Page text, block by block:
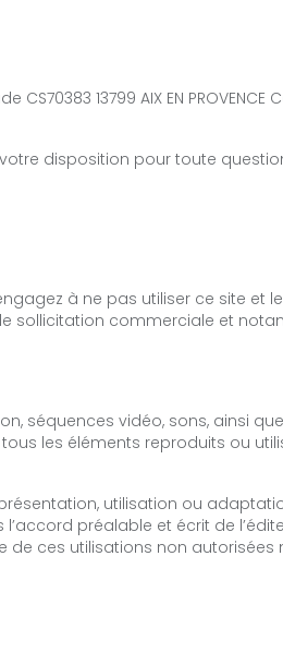
13799 AIX EN PROVENCE
disposition pour toute
à ne pas utiliser ce site et
sollicitation commerciale et
séquences vidéo, sons, ainsi
les éléments reproduits ou
utilisation ou
préalable et écrit de
de ces utilisations non